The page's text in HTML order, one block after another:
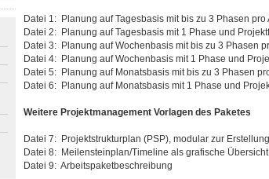
Datei 1: Planung auf Tagesbasis mit bis zu 3 Phasen pro
Datei 2: Planung auf Tagesbasis mit 1 Phase und
Datei 3: Planung auf Wochenbasis mit bis zu 3 Phasen
Datei 4: Planung auf Wochenbasis mit 1 Phase und
Datei 5: Planung auf Monatsbasis mit bis zu 3 Phasen
Datei 6: Planung auf Monatsbasis mit 1 Phase und
Weitere Projektmanagement Vorlagen des Paketes
Datei 7: Projektstrukturplan (PSP), modular zur
Datei 8: Meilensteinplan/Timeline als grafische Übersicht
Datei 9: Arbeitspaketbeschreibung